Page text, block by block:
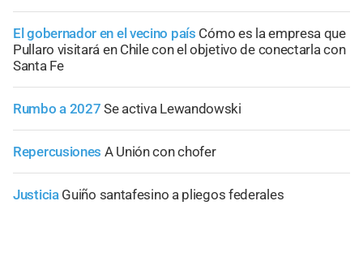
El gobernador en el vecino país Cómo es la empresa que
Pullaro visitará en Chile con el objetivo de conectarla con
Santa Fe
Rumbo a 2027 Se activa Lewandowski
Repercusiones A Unión con chofer
Justicia Guiño santafesino a pliegos federales